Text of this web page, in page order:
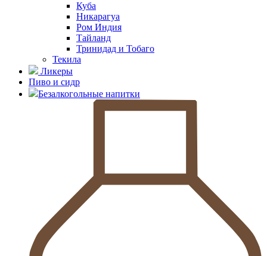
Куба
Никарагуа
Ром Индия
Тайланд
Тринидад и Тобаго
Текила
Ликеры
Пиво и сидр
Безалкогольные напитки